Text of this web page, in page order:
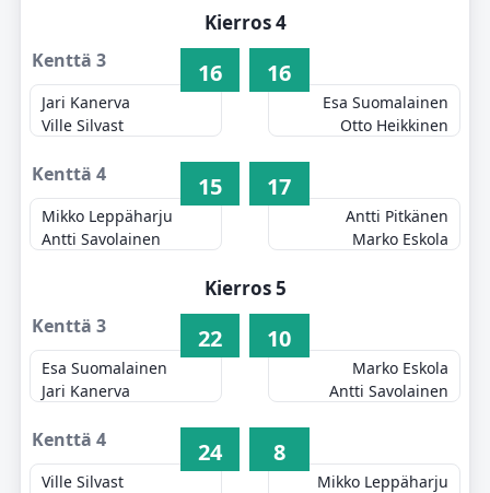
Kierros 4
Kenttä 3
Jari Kanerva
Ville Silvast
16 16
Esa Suomalainen
Otto Heikkinen
Kenttä 4
Mikko Leppäharju
Antti Savolainen
15 17
Antti Pitkänen
Marko Eskola
Kierros 5
Kenttä 3
Esa Suomalainen
Jari Kanerva
22 10
Marko Eskola
Antti Savolainen
Kenttä 4
Ville Silvast
24 8
Mikko Leppäharju